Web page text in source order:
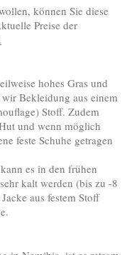
können Sie diese
Preise der
hohes Gras und
Bekleidung aus einem
Stoff. Zudem
und wenn möglich
feste Schuhe getragen
es in den frühen
kalt werden (bis zu -8
aus festem Stoff